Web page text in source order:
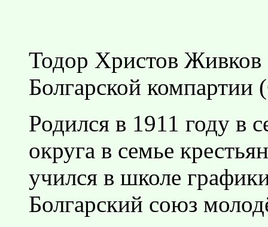
Тодор Христов Живков
Болгарской компартии
Родился в 1911 году в
округа в семье
учился в школе
Болгарский союз